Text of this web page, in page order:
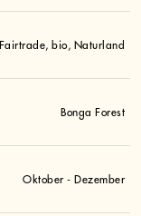
Fairtrade, bio, Naturland
Bonga Forest
Oktober - Dezember